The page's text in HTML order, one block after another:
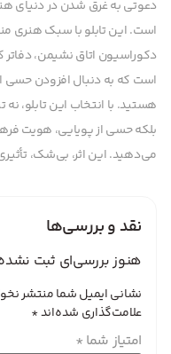
دعوتی به غرق شدن در دنیای
است. این تابلو با سبک هنری
دکوراسیون اتاق نشیمن،
است که به دنبال افزودن حسی
هستید. با انتخاب این تابلو،
بلکه حسی از پویایی، هویت
می‌دهید. این اثر، بی‌شک،
نقد و بررسی‌ها
هنوز بررسی‌ای ثبت
نشانی ایمیل شما منتشر
علامت‌گذاری شده‌اند*
امتیاز شما *